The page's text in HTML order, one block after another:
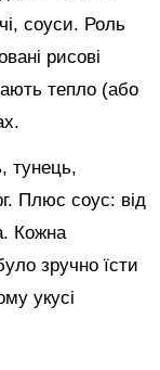
соуси. Роль
рисові
тепло (або
тунець,
Плюс соус: від
Кожна
зручно їсти
укусі